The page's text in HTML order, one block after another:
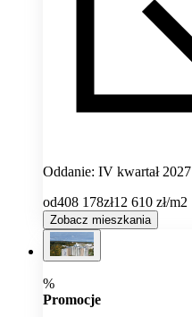
Oddanie: IV kwartał 2027
od408 178zł12 610 zł/m2
Zobacz mieszkania
%
Promocje